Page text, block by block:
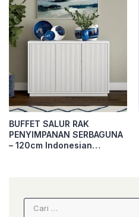
BUFFET SALUR RAK
PENYIMPANAN SERBAGUNA
– 120cm Indonesian
Cari
untuk: